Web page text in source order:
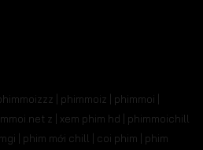
| phimmoiz | phimmoi |
z | xem phim hd | phimmoichill
| phim mới chill | coi phim | phim